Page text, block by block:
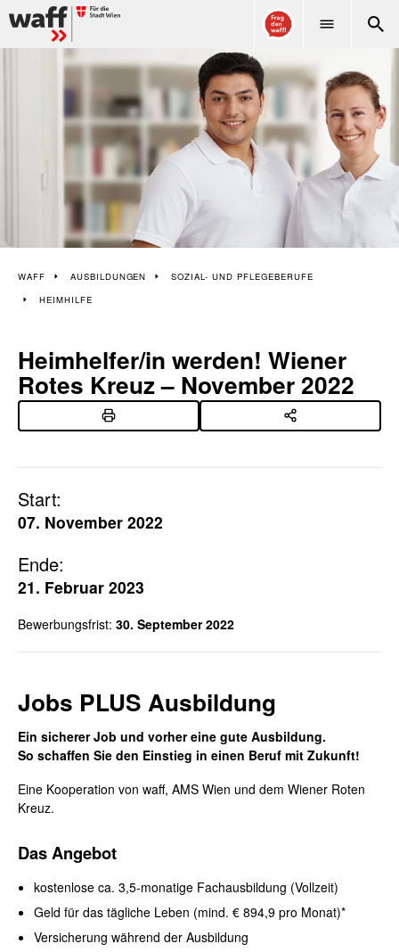
WAFF AUSBILDUNGEN
SOZIAL- UND PFLEGEBERUFE
HEIMHILFE
Heimhelfer/in werden! Wiener
Rotes Kreuz – November 2022
Start:
07. November 2022
Ende:
21. Februar 2023
Bewerbungsfrist: 30. September 2022
Jobs PLUS Ausbildung
Ein sicherer Job und vorher eine gute Ausbildung.
So schaffen Sie den Einstieg in einen Beruf mit Zukunft!
Eine Kooperation von waff, AMS Wien und dem Wiener Roten
Kreuz.
Das Angebot
kostenlose ca. 3,5-monatige Fachausbildung (Vollzeit)
Geld für das tägliche Leben (mind. € 894,9 pro Monat)*
Versicherung während der Ausbildung